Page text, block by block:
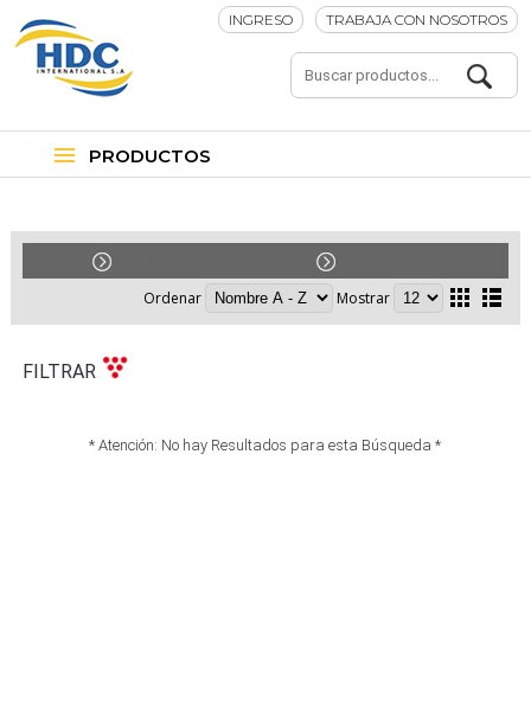
INGRESO TRABAJA CON NOSOTROS
PRODUCTOS
Ordenar Mostrar
FILTRAR
* Atención: No hay Resultados para esta Búsqueda *